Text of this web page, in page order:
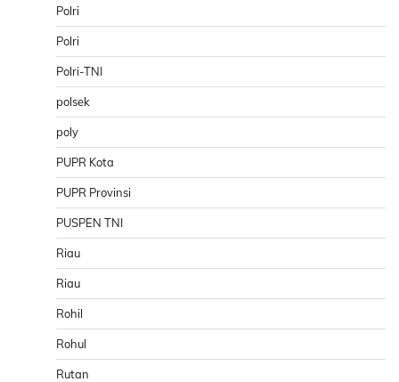
Polri
Polri
Polri-TNI
polsek
poly
PUPR Kota
PUPR Provinsi
PUSPEN TNI
Riau
Riau
Rohil
Rohul
Rutan